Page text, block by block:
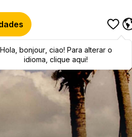
Hola,bonjour,ciao! To switch
languages, click here!
Hola bonjour, ciao! Para alterar o
idioma, clique aqui!